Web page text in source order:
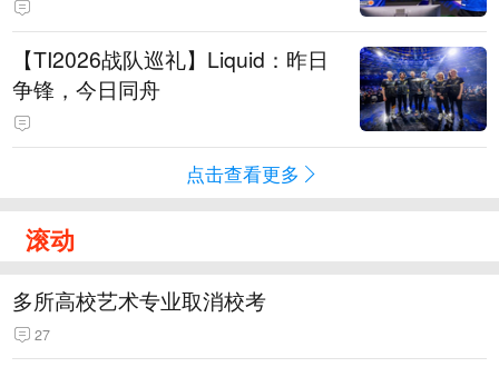
【TI2026战队巡礼】Liquid：昨日
争锋，今日同舟
点击查看更多
滚动
多所高校艺术专业取消校考
27